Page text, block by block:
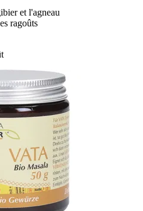
et l'agneau
ragoûts